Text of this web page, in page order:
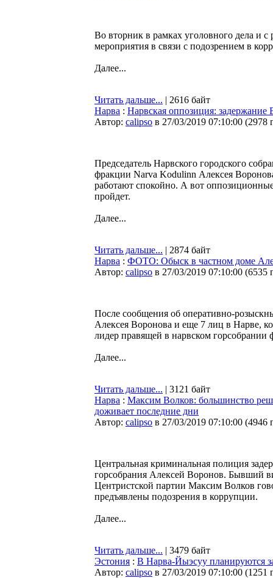
Во вторник в рамках уголовного дела и с
мероприятия в связи с подозрением в
Далее...
Читать дальше... | 2616 байт
Нарва : Нарвская оппозиция: задержание
Автор: calipso в 27/03/2019 07:10:00 (2978
Председатель Нарвского городского
фракции Narva Kodulinn Алексея
работают спокойно. А вот
пройдет.
Далее...
Читать дальше... | 2874 байт
Нарва : ФОТО: Обыск в частном доме
Автор: calipso в 27/03/2019 07:10:00 (6535
После сообщения об оперативно-
Алексея Воронова и еще 7 лиц в Нарве,
лидер правящей в нарвском
Далее...
Читать дальше... | 3121 байт
Нарва : Максим Волков: большинство
доживает последние дни
Автор: calipso в 27/03/2019 07:10:00 (4946
Центральная криминальная полиция
горсобрания Алексей Воронов. Бывший
Центристской партии Максим Волков
предъявлены подозрения в коррупции.
Далее...
Читать дальше... | 3479 байт
Эстония : В Нарва-Йыэсуу планируются
Автор: calipso в 27/03/2019 07:10:00 (1251